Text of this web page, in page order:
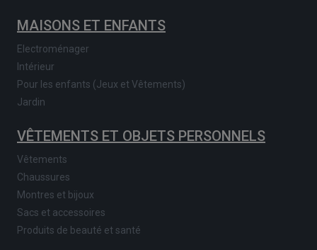
MAISONS ET ENFANTS
Electroménager
Intérieur
Pour les enfants (Jeux et Vêtements)
Jardin
VÊTEMENTS ET OBJETS PERSONNELS
Vêtements
Chaussures
Montres et bijoux
Sacs et accessoires
Produits de beauté et santé